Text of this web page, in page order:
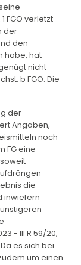
FGO verletzt
der
den
habe, hat
nicht
b FGO. Die
der
Angaben,
noch
FG eine
die
inwiefern
- III R 59/20,
Da es sich bei
um einen